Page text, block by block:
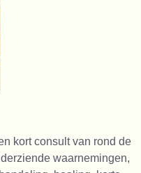
kort consult van rond de
waarnemingen,